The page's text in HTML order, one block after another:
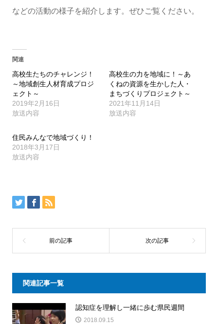
などの活動の様子を紹介します。ぜひご覧ください。
関連
高校生たちのチャレンジ！
～地域創生人材育成プロジ
ェクト～
2019年2月16日
放送内容
高校生の力を地域に！～あ
くねの資源を生かした人・
まちづくりプロジェクト～
2021年11月14日
放送内容
住民みんなで地域づくり！
2018年3月17日
放送内容
関連記事一覧
認知症を理解し一緒に歩む県民週間
2018.09.15